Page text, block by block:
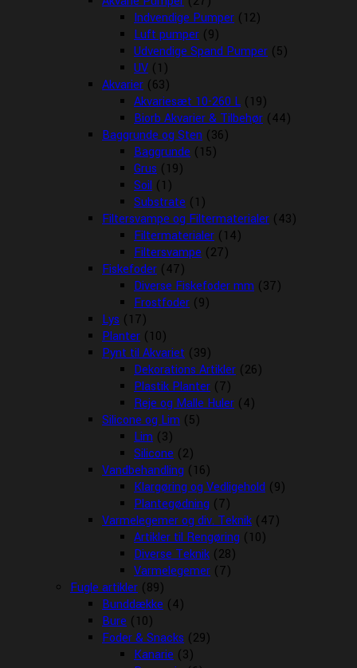
Indvendige Pumper (12)
Luft pumper (9)
Udvendige Spand Pumper (5)
UV (1)
Akvarier (63)
Akvariesæt 10-260 L (19)
Biorb Akvarier & Tilbehør (44)
Baggrunde og Sten (36)
Baggrunde (15)
Grus (19)
Soil (1)
Substrate (1)
Filtersvampe og Filtermaterialer (43)
Filtermaterialer (14)
Filtersvampe (27)
Fiskefoder (47)
Diverse Fiskefoder mm (37)
Frostfoder (9)
Lys (17)
Planter (10)
Pynt til Akvariet (39)
Dekorations Artikler (26)
Plastik Planter (7)
Reje og Malle Huler (4)
Silicone og Lim (5)
Lim (3)
Silicone (2)
Vandbehandling (16)
Klargøring og Vedligehold (9)
Plantegødning (7)
Varmelegemer og div. Teknik (47)
Artikler til Rengøring (10)
Diverse Teknik (28)
Varmelegemer (7)
Fugle artikler (89)
Bunddække (4)
Bure (10)
Foder & Snacks (29)
Kanarie (3)